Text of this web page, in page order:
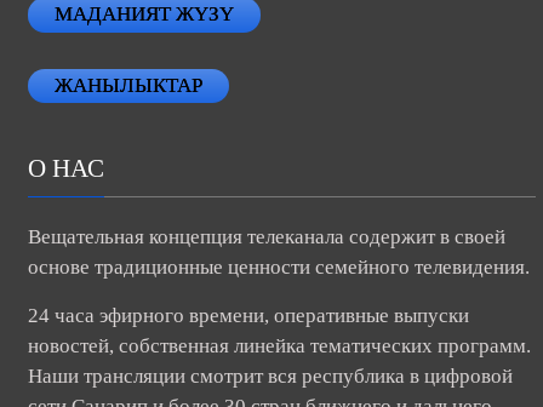
МАДАНИЯТ ЖҮЗҮ
ЖАНЫЛЫКТАР
О НАС
Вещательная концепция телеканала содержит в своей
основе традиционные ценности семейного телевидения.
24 часа эфирного времени, оперативные выпуски
новостей, собственная линейка тематических программ.
Наши трансляции смотрит вся республика в цифровой